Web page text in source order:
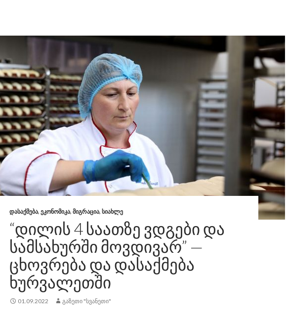
ᲓᲐᲡᲐᲥᲛᲔᲑᲐ, ᲔᲙᲝᲜᲝᲛᲘᲙᲐ, ᲛᲘᲒᲠᲐᲪᲘᲐ, ᲡᲘᲐᲮᲚᲔ
“ᲓᲘᲚᲘᲡ 4 ᲡᲐᲐᲗᲖᲔ ᲕᲓᲒᲔᲑᲘ ᲓᲐ
ᲡᲐᲛᲡᲐᲮᲣᲠᲨᲘ ᲛᲝᲕᲓᲘᲕᲐᲠ” —
ᲪᲮᲝᲕᲠᲔᲑᲐ ᲓᲐ ᲓᲐᲡᲐᲥᲛᲔᲑᲐ
ᲮᲣᲠᲕᲐᲚᲔᲗᲨᲘ
01.09.2022 ᲒᲐᲖᲔᲗᲘ "ᲡᲕᲐᲜᲔᲗᲘ"